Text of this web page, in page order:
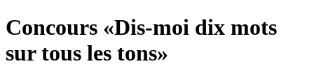
Concours «Dis-moi dix mots
sur tous les tons»